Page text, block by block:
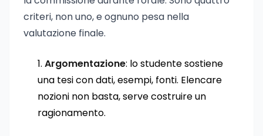
criteri, non uno, e ognuno pesa nella
valutazione finale.
Argomentazione: lo studente sostiene
una tesi con dati, esempi, fonti. Elencare
nozioni non basta, serve costruire un
ragionamento.